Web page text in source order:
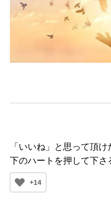
「いいね」と思って頂け
下のハートを押して下さ
+14